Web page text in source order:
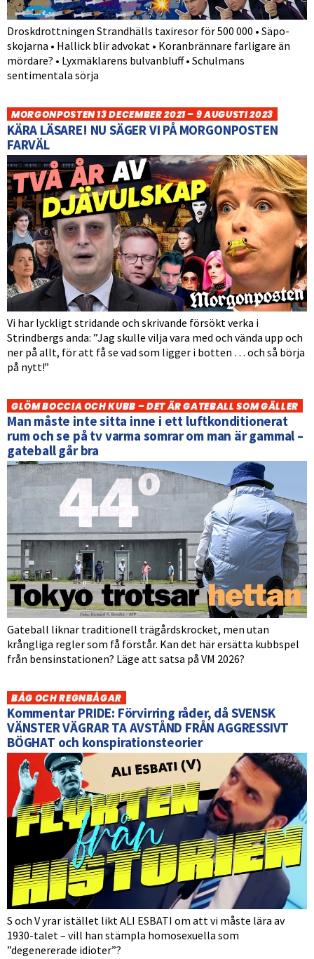
Droskdrottningen Strandhälls taxiresor för 500 000 • Säpo-
skojarna • Hallick blir advokat • Koranbrännare farligare än
mördare? • Lyxmäklarens bulvanbluff • Schulmans
sentimentala sörja
MORGONPOSTEN 13 DECEMBER 2021 – 9 AUGUSTI 2023
KÄRA LÄSARE! NU SÄGER VI PÅ MORGONPOSTEN
FARVÄL
Vi har lyckligt stridande och skrivande försökt verka i
Strindbergs anda: ”Jag skulle vilja vara med och vända upp och
ner på allt, för att få se vad som ligger i botten … och så börja
på nytt!”
GLÖM BOCCIA OCH KUBB – DET ÄR GATEBALL SOM GÄLLER
Man måste inte sitta inne i ett luftkonditionerat
rum och se på tv varma somrar om man är gammal –
gateball går bra
Gateball liknar traditionell trägårdskrocket, men utan
krångliga regler som få förstår. Kan det här ersätta kubbspel
från bensinstationen? Läge att satsa på VM 2026?
BÅG OCH REGNBÅGAR
Kommentar PRIDE: Förvirring råder, då SVENSK
VÄNSTER VÄGRAR TA AVSTÅND FRÅN AGGRESSIVT
BÖGHAT och konspirationsteorier
S och V yrar istället likt ALI ESBATI om att vi måste lära av
1930-talet – vill han stämpla homosexuella som
”degenererade idioter”?